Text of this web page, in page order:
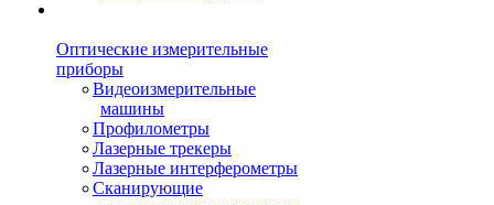
Оптические измерительные
приборы
Видеоизмерительные
машины
Профилометры
Лазерные трекеры
Лазерные интерферометры
Сканирующие